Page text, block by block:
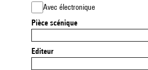
Avec électronique
Pièce scénique
Editeur